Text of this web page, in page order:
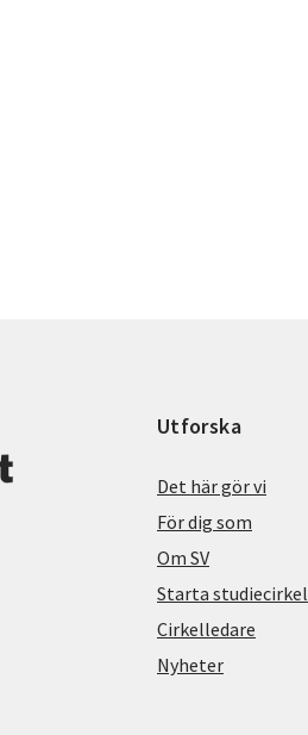
Utforska
Det här gör vi
För dig som
Om SV
Starta studiecirkel
Cirkelledare
Nyheter